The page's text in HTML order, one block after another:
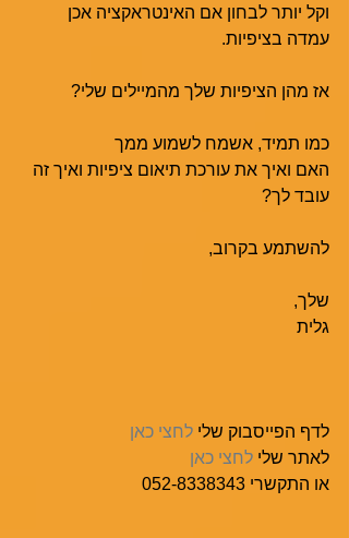
וקל יותר לבחון אם האינטראקציה אכן
עמדה בציפיות.
אז מהן הציפיות שלך מהמיילים שלי?
כמו תמיד, אשמח לשמוע ממך
האם ואיך את עורכת תיאום ציפיות ואיך זה
עובד לך?
להשתמע בקרוב,
שלך,
גלית
לדף הפייסבוק שלי לחצי כאן
לאתר שלי לחצי כאן
או התקשרי 052-8338343